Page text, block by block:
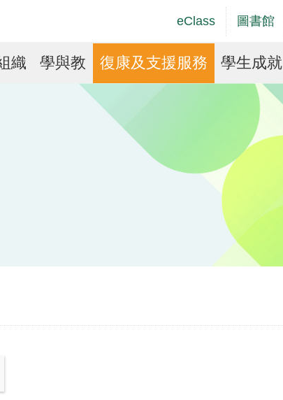
Social
Link
Language
switcher
eClass 圖書館
織 學與教 復康及支援服務 學生成就